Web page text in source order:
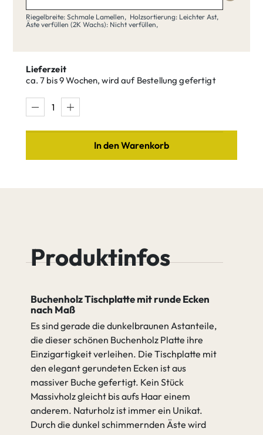
Natur geölt
Klar matt
Buche weiß
Cognac
Buche Antik
gehen zu Spezifikation
Riegelbreite
Schmale Lamellen
Lamellen
Nicht verfüllen
Nicht
verfüllen
Äste verfüllen
(2K Wachs)
Riegelbreite: Schmale Lamellen, Holzsortierung: Leichter Ast,
Äste verfüllen (2K Wachs): Nicht verfüllen,
Lieferzeit
ca. 7 bis 9 Wochen, wird auf Bestellung gefertigt
In den Warenkorb
Produktinfos
Buchenholz Tischplatte mit runde Ecken
nach Maß
Es sind gerade die dunkelbraunen Astanteile,
die dieser schönen Buchenholz Platte ihre
Einzigartigkeit verleihen. Die Tischplatte mit
den elegant gerundeten Ecken ist aus
massiver Buche gefertigt. Kein Stück
Massivholz gleicht bis aufs Haar einem
anderem. Naturholz ist immer ein Unikat.
Durch die dunkel schimmernden Äste wird